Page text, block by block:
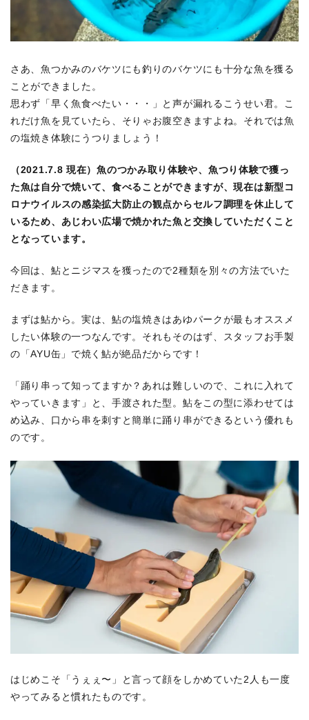
さあ、魚つかみのバケツにも釣りのバケツにも十分な魚を獲る
ことができました。
思わず「早く魚食べたい・・・」と声が漏れるこうせい君。こ
れだけ魚を見ていたら、そりゃお腹空きますよね。それでは魚
の塩焼き体験にうつりましょう！
（2021.7.8 現在）魚のつかみ取り体験や、魚つり体験で獲っ
た魚は自分で焼いて、食べることができますが、現在は新型コ
ロナウイルスの感染拡大防止の観点からセルフ調理を休止して
いるため、あじわい広場で焼かれた魚と交換していただくこと
となっています。
今回は、鮎とニジマスを獲ったので2種類を別々の方法でいた
だきます。
まずは鮎から。実は、鮎の塩焼きはあゆパークが最もオススメ
したい体験の一つなんです。それもそのはず、スタッフお手製
の「AYU缶」で焼く鮎が絶品だからです！
「踊り串って知ってますか？あれは難しいので、これに入れて
やっていきます」と、手渡された型。鮎をこの型に添わせては
め込み、口から串を刺すと簡単に踊り串ができるという優れも
のです。
はじめこそ「うぇぇ〜」と言って顔をしかめていた2人も一度
やってみると慣れたものです。